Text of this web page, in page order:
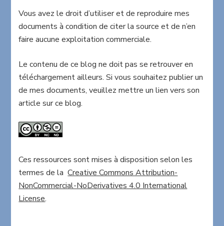
Vous avez le droit d’utiliser et de reproduire mes
documents à condition de citer la source et de n’en
faire aucune exploitation commerciale.
Le contenu de ce blog ne doit pas se retrouver en
téléchargement ailleurs. Si vous souhaitez publier un
de mes documents, veuillez mettre un lien vers son
article sur ce blog.
Ces ressources sont mises à disposition selon les
termes de laCreative Commons Attribution-
NonCommercial-NoDerivatives 4.0 International
License.